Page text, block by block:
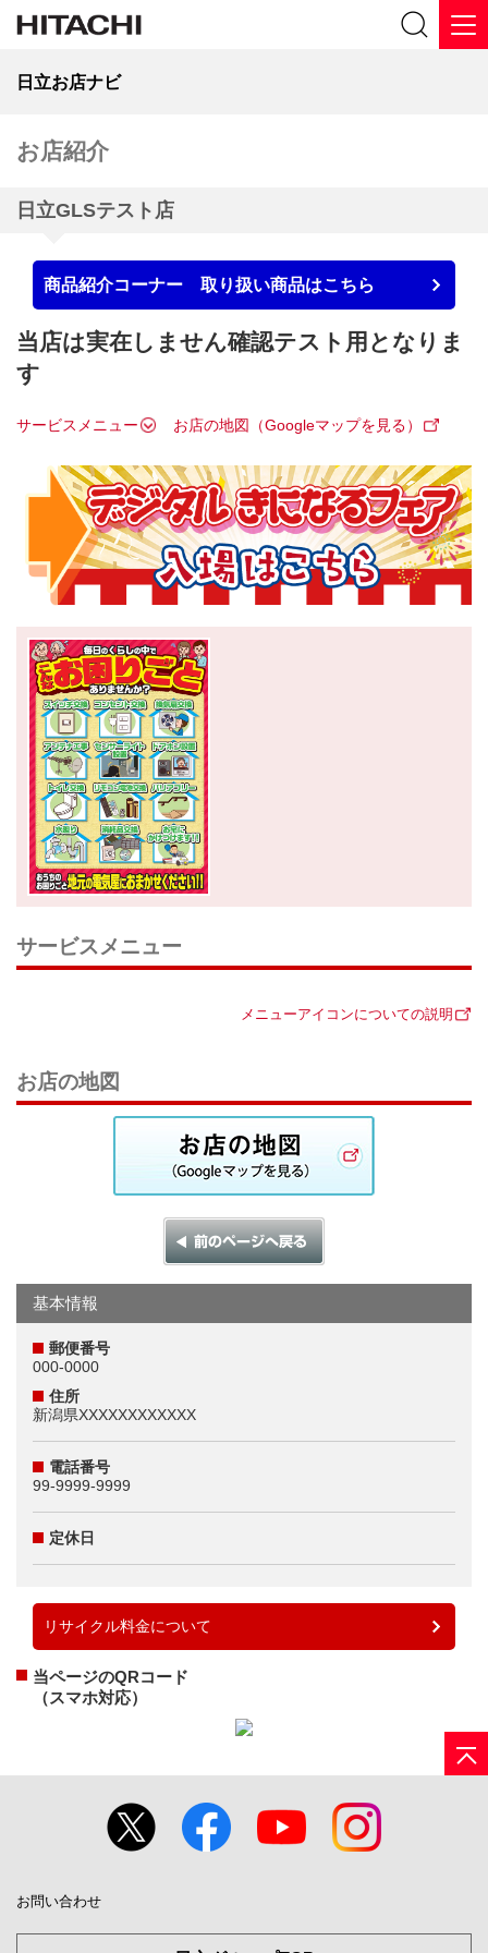
日立お店ナビ
お店紹介
日立GLSテスト店
商品紹介コーナー 取り扱い商品はこちら
当店は実在しません確認テスト用となりま
す
サービスメニュー お店の地図（Googleマップを見る）
サービスメニュー
メニューアイコンについての説明
お店の地図
基本情報
郵便番号
000-0000
住所
新潟県XXXXXXXXXXXX
電話番号
99-9999-9999
定休日
リサイクル料金について
当ページのQRコード
（スマホ対応）
お問い合わせ